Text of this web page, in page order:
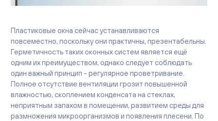
Пластиковые окна сейчас устанавливаются
повсеместно, поскольку они практичны, презентабельны.
Герметичность таких оконных систем является ещё
одним их преимуществом, однако следует соблюдать
один важный принцип - регулярное проветривание.
Полное отсутствие вентиляции грозит повышенной
влажностью, скоплением конденсата на стеклах,
неприятным запахом в помещении, развитием среды для
размножения микроорганизмов и появления плесени. По